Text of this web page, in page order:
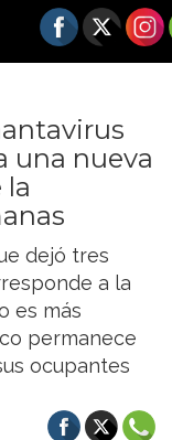
una nueva
dejó tres
a la
es más
permanece
ocupantes